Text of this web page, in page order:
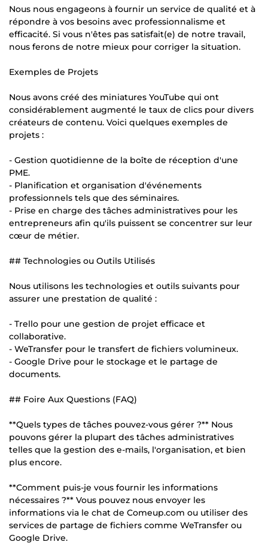
Nous nous engageons à fournir un service de qualité et à
répondre à vos besoins avec professionnalisme et
efficacité. Si vous n'êtes pas satisfait(e) de notre travail,
nous ferons de notre mieux pour corriger la situation.
Exemples de Projets
Nous avons créé des miniatures YouTube qui ont
considérablement augmenté le taux de clics pour divers
créateurs de contenu. Voici quelques exemples de
projets :
- Gestion quotidienne de la boîte de réception d'une
PME.
- Planification et organisation d'événements
professionnels tels que des séminaires.
- Prise en charge des tâches administratives pour les
entrepreneurs afin qu'ils puissent se concentrer sur leur
cœur de métier.
## Technologies ou Outils Utilisés
Nous utilisons les technologies et outils suivants pour
assurer une prestation de qualité :
- Trello pour une gestion de projet efficace et
collaborative.
- WeTransfer pour le transfert de fichiers volumineux.
- Google Drive pour le stockage et le partage de
documents.
## Foire Aux Questions (FAQ)
**Quels types de tâches pouvez-vous gérer ?** Nous
pouvons gérer la plupart des tâches administratives
telles que la gestion des e-mails, l'organisation, et bien
plus encore.
**Comment puis-je vous fournir les informations
nécessaires ?** Vous pouvez nous envoyer les
informations via le chat de Comeup.com ou utiliser des
services de partage de fichiers comme WeTransfer ou
Google Drive.